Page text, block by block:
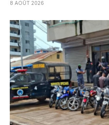
8 AOÛT 2026